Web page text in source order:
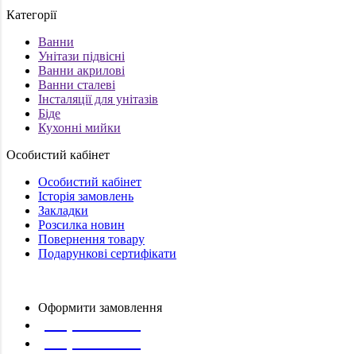
Категорії
Ванни
Унітази підвісні
Ванни акрилові
Ванни сталеві
Інсталяції для унітазів
Біде
Кухонні мийки
Особистий кабінет
Особистий кабінет
Історія замовлень
Закладки
Розсилка новин
Повернення товару
Подарункові сертифікати
Оформити замовлення